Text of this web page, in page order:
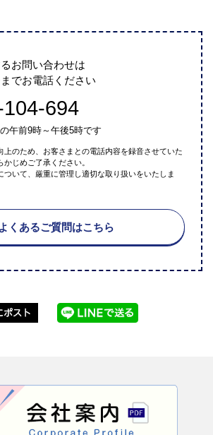
お問い合わせは
でお電話ください
694
午前9時～午後5時です
上のため、お客さまとの電話内容を録音させていた
じめご了承ください。
ついて、厳重に管理し適切な取り扱いをいたしま
よくあるご質問はこちら